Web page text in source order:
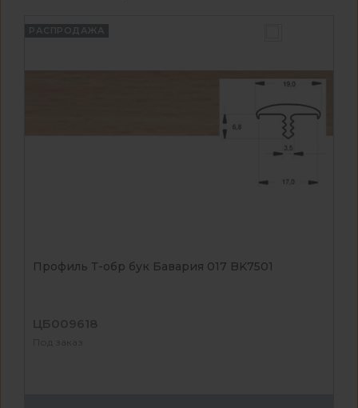
РАСПРОДАЖА
Профиль Т-обр бук Бавария 017 BK7501
ЦБ009618
Под заказ